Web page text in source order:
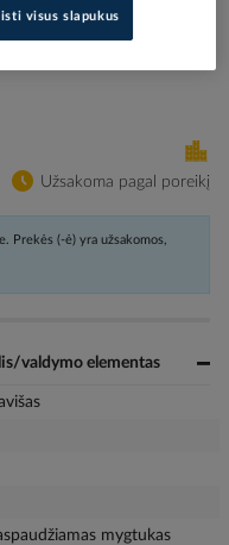
norėdami pamatyti kainas
Užsakoma pagal poreikį
Prekės (-ė) yra užsakomos,
valdymo elementas
mygtukas
visus slapukus